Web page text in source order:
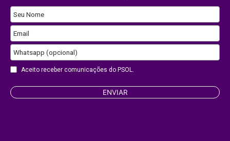
Contact
Email
Seu Nome
Email
Whatsapp (opcional)
Aceito receber comunicações do PSOL.
ENVIAR